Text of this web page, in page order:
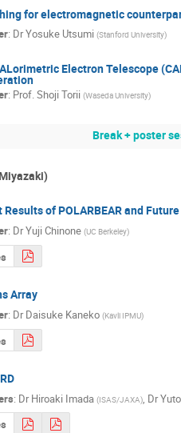
for electromagnetic
: DrYosuke Utsumi (Stanford University)
Electron Telescope
: Prof.Shoji Torii (Waseda University)
Break + poster
Results of POLARBEAR and
: DrYuji Chinone (UC Berkeley)
Array
: DrDaisuke Kaneko (Kavli IPMU)
: DrHiroaki Imada (ISAS/JAXA), Dr